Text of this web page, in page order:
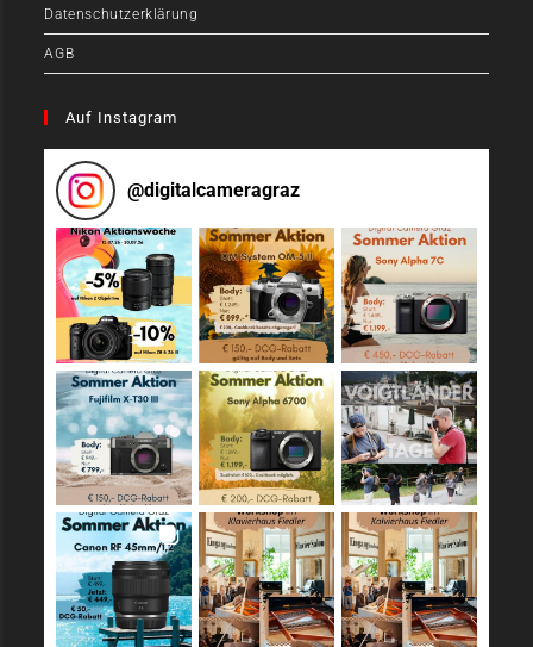
Datenschutzerklärung
AGB
Auf Instagram
@digitalcameragraz